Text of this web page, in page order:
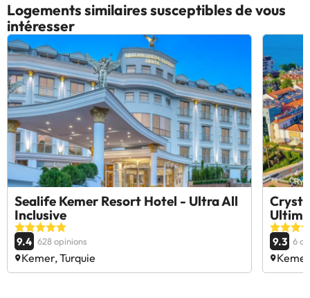
Logements similaires susceptibles de vous
intéresser
Sealife Kemer Resort Hotel - Ultra All
Inclusive
9.4 628 opinions
Kemer, Turquie
9.3 6